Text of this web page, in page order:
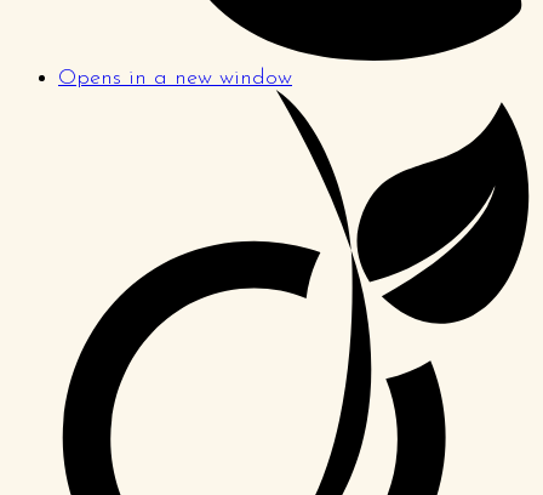
Opens in a new window